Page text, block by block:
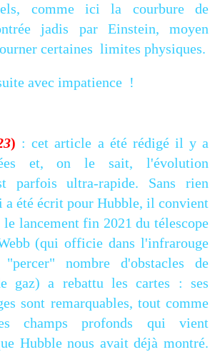
comme ici la courbure de
jadis par Einstein, moyen
certaines limites physiques.
avec impatience !
) : cet article a été rédigé il y a
et, on le sait, l'évolution
parfois ultra-rapide. Sans rien
a été écrit pour Hubble, il convient
le lancement fin 2021 du télescope
(qui officie dans l'infrarouge
nombre d'obstacles de
gaz) a rebattu les cartes : ses
sont remarquables, tout comme
champs profonds qui vient
Hubble nous avait déjà montré.